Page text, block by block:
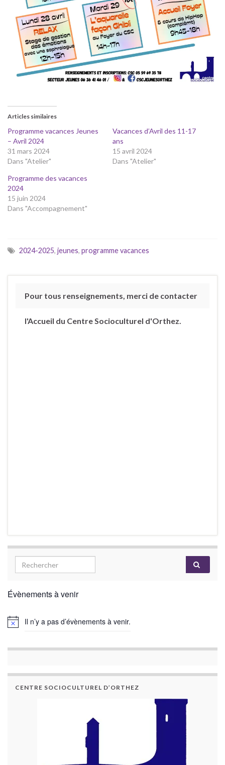
Articles similaires
Programme vacances Jeunes
– Avril 2024
31 mars 2024
Dans "Atelier"
Vacances d’Avril des 11-17
ans
15 avril 2024
Dans "Atelier"
Programme des vacances
2024
15 juin 2024
Dans "Accompagnement"
2024-2025, jeunes, programme vacances
Pour tous renseignements, merci de contacter
l'Accueil du Centre Socioculturel d'Orthez.
Évènements à venir
Il n’y a pas d’évènements à venir.
CENTRE SOCIOCULTUREL D’ORTHEZ